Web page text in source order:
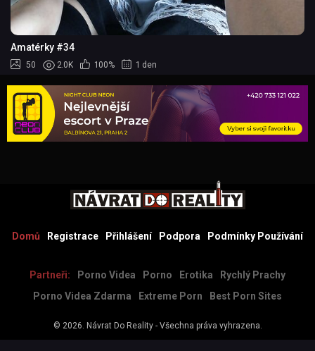
Amatérky #34
50 2.0K 100% 1 den
Domů Registrace Přihlášení Podpora Podmínky Používání
Partneři: Porno Videa Porno Erotika
Rychlý Prachy
Porno Videa Zdarma
Extreme Porn Best Porn Sites
© 2026. Návrat Do Reality- Všechna práva vyhrazena.